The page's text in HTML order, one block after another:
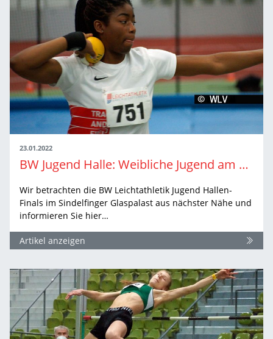
23.01.2022
BW Jugend Halle: Weibliche Jugend am Sonntag
Wir betrachten die BW Leichtathletik Jugend Hallen-
Finals im Sindelfinger Glaspalast aus nächster Nähe und
informieren Sie hier…
Artikel anzeigen